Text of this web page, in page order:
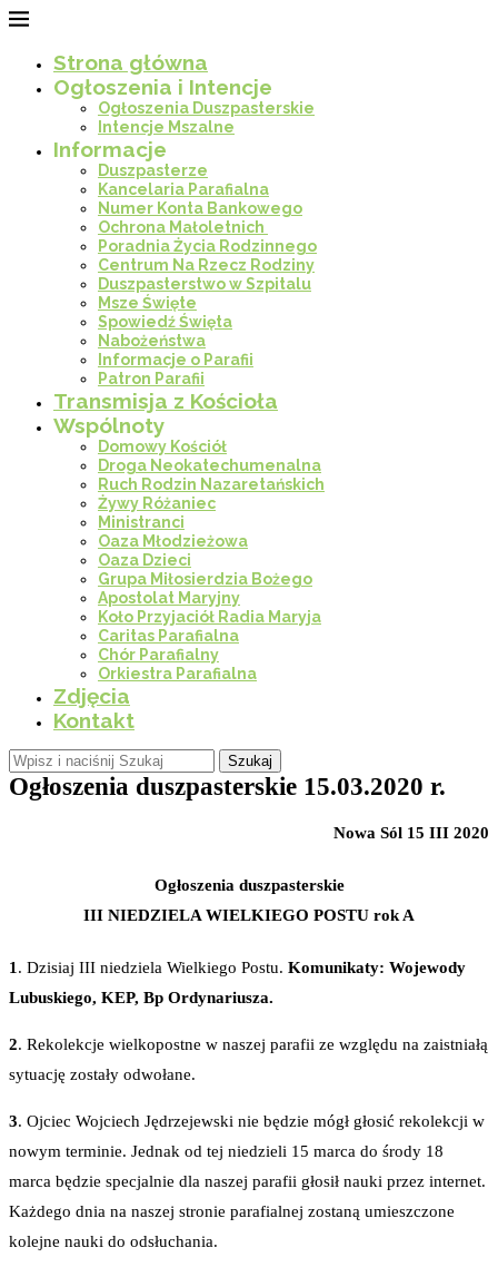
Strona główna
Ogłoszenia i Intencje
Ogłoszenia Duszpasterskie
Intencje Mszalne
Informacje
Duszpasterze
Kancelaria Parafialna
Numer Konta Bankowego
Ochrona Małoletnich
Poradnia Życia Rodzinnego
Centrum Na Rzecz Rodziny
Duszpasterstwo w Szpitalu
Msze Święte
Spowiedź Święta
Nabożeństwa
Informacje o Parafii
Patron Parafii
Transmisja z Kościoła
Wspólnoty
Domowy Kościół
Droga Neokatechumenalna
Ruch Rodzin Nazaretańskich
Żywy Różaniec
Ministranci
Oaza Młodzieżowa
Oaza Dzieci
Grupa Miłosierdzia Bożego
Apostolat Maryjny
Koło Przyjaciół Radia Maryja
Caritas Parafialna
Chór Parafialny
Orkiestra Parafialna
Zdjęcia
Kontakt
Szukaj
Ogłoszenia duszpasterskie 15.03.2020 r.
Nowa Sól 15 III 2020
Ogłoszenia duszpasterskie
III NIEDZIELA WIELKIEGO POSTU rok A
1 . Dzisiaj III niedziela Wielkiego Postu. Komunikaty: Wojewody
Lubuskiego, KEP, Bp Ordynariusza.
2. Rekolekcje wielkopostne w naszej parafii ze względu na zaistniałą
sytuację zostały odwołane.
3. Ojciec Wojciech Jędrzejewski nie będzie mógł głosić rekolekcji w
nowym terminie. Jednak od tej niedzieli 15 marca do środy 18
marca będzie specjalnie dla naszej parafii głosił nauki przez internet.
Każdego dnia na naszej stronie parafialnej zostaną umieszczone
kolejne nauki do odsłuchania.